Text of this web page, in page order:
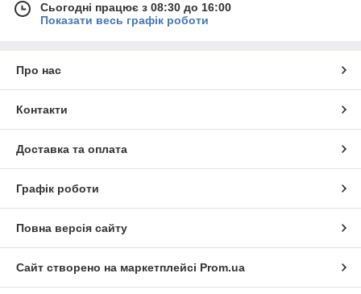
Сьогодні працює з 08:30 до 16:00
Показати весь графік роботи
Про нас
Контакти
Доставка та оплата
Графік роботи
Повна версія сайту
Сайт створено на маркетплейсі Prom.ua